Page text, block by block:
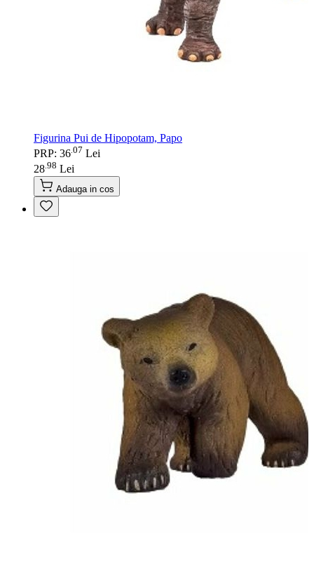
Figurina Pui de Hipopotam, Papo
PRP: 36 07 Lei
28 98 Lei
Adauga in cos